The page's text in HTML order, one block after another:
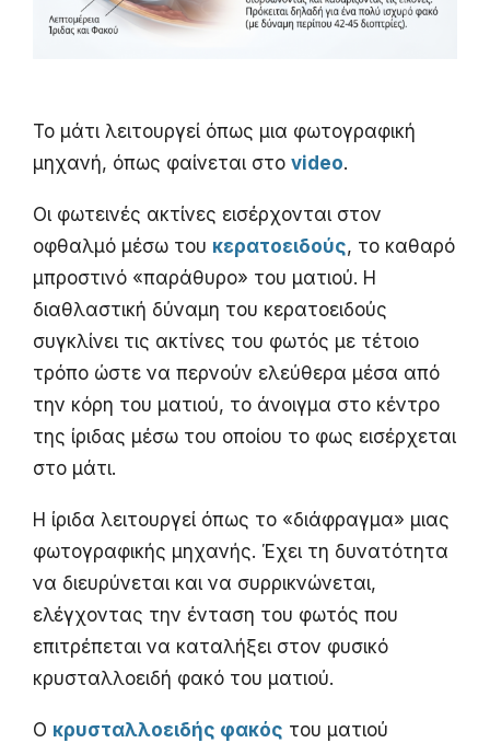
Το μάτι λειτουργεί όπως μια φωτογραφική
μηχανή, όπως φαίνεται στο video.
Οι φωτεινές ακτίνες εισέρχονται στον
οφθαλμό μέσω του κερατοειδούς, το καθαρό
μπροστινό «παράθυρο» του ματιού. Η
διαθλαστική δύναμη του κερατοειδούς
συγκλίνει τις ακτίνες του φωτός με τέτοιο
τρόπο ώστε να περνούν ελεύθερα μέσα από
την κόρη του ματιού, το άνοιγμα στο κέντρο
της ίριδας μέσω του οποίου το φως εισέρχεται
στο μάτι.
Η ίριδα λειτουργεί όπως το «διάφραγμα» μιας
φωτογραφικής μηχανής. Έχει τη δυνατότητα
να διευρύνεται και να συρρικνώνεται,
ελέγχοντας την ένταση του φωτός που
επιτρέπεται να καταλήξει στον φυσικό
κρυσταλλοειδή φακό του ματιού.
Ο κρυσταλλοειδής φακός του ματιού